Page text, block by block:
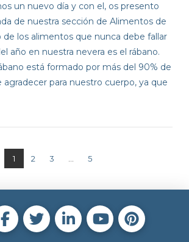
un nuevo día y con el, os presento
de nuestra sección de Alimentos de
de los alimentos que nunca debe fallar
año en nuestra nevera es el rábano.
está formado por más del 90% de
agradecer para nuestro cuerpo, ya que
1 2 3 ... 5